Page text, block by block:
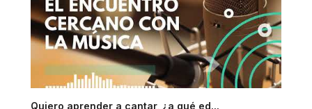
Quiero aprender a cantar, ¿a qué ed...